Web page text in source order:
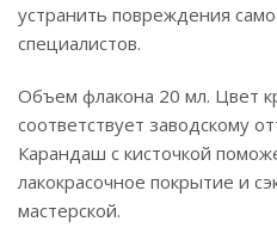
устранить повреждения
специалистов.
Объем флакона 20 мл. Цвет
соответствует заводскому
Карандаш с кисточкой
лакокрасочное покрытие и
мастерской.